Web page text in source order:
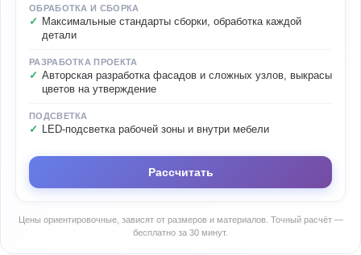
ОБРАБОТКА И СБОРКА
Максимальные стандарты сборки, обработка каждой
детали
РАЗРАБОТКА ПРОЕКТА
Авторская разработка фасадов и сложных узлов, выкрасы
цветов на утверждение
ПОДСВЕТКА
LED-подсветка рабочей зоны и внутри мебели
Рассчитать
Цены ориентировочные, зависят от размеров и материалов. Точный расчёт —
бесплатно за 30 минут.